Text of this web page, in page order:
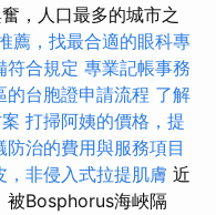
，人口最多的城市之
薦，找最合適的眼科專
符合規定 專業記帳事務
的台胞證申請流程 了解
打掃阿姨的價格，提
治的費用與服務項目
，非侵入式拉提肌膚 近
被Bosphorus海峽隔